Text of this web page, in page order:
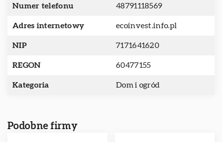
Numer telefonu 48791118569
Adres internetowy ecoinvest.info.pl
NIP 7171641620
REGON 60477155
Kategoria Dom i ogród
Podobne firmy